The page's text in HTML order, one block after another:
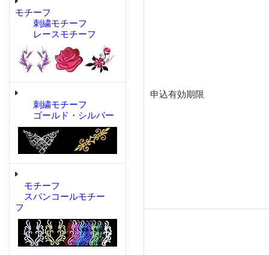
モチーフ
刺繍モチーフ
レースモチーフ
刺繍モチーフ
ゴールド・シルバー
モチーフ
スパンコールモチー
フ
申込有効期限